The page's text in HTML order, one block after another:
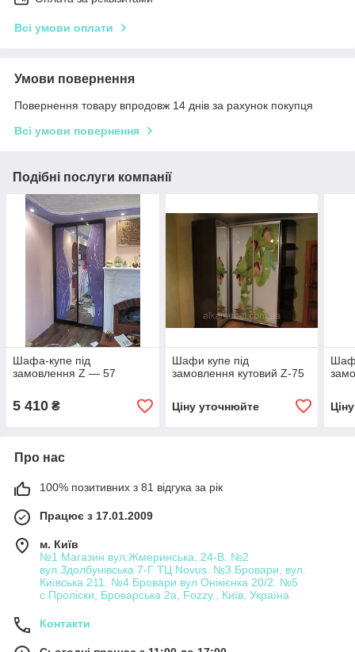
Всі умови оплати
Умови повернення
Повернення товару впродовж 14 днів за рахунок покупця
Всі умови повернення
Подібні послуги компанії
Шафа-купе під
замовлення Z — 57
5 410 ₴
Шафи купе під
замовлення кутовий Z-75
Ціну уточнюйте
Про нас
100% позитивних з 81 відгука за рік
Працює з 17.01.2009
м. Київ
№1 Магазин вул.Жмеринська, 24-В. №2
вул.Здолбунівська 7-Г ТЦ Novus. №3 Бровари, вул.
Київська 211. №4 Бровари вул Онікієнка 20/2. №5
с.Проліски, Броварська 2а, Fozzy., Київ, Україна
Контакти